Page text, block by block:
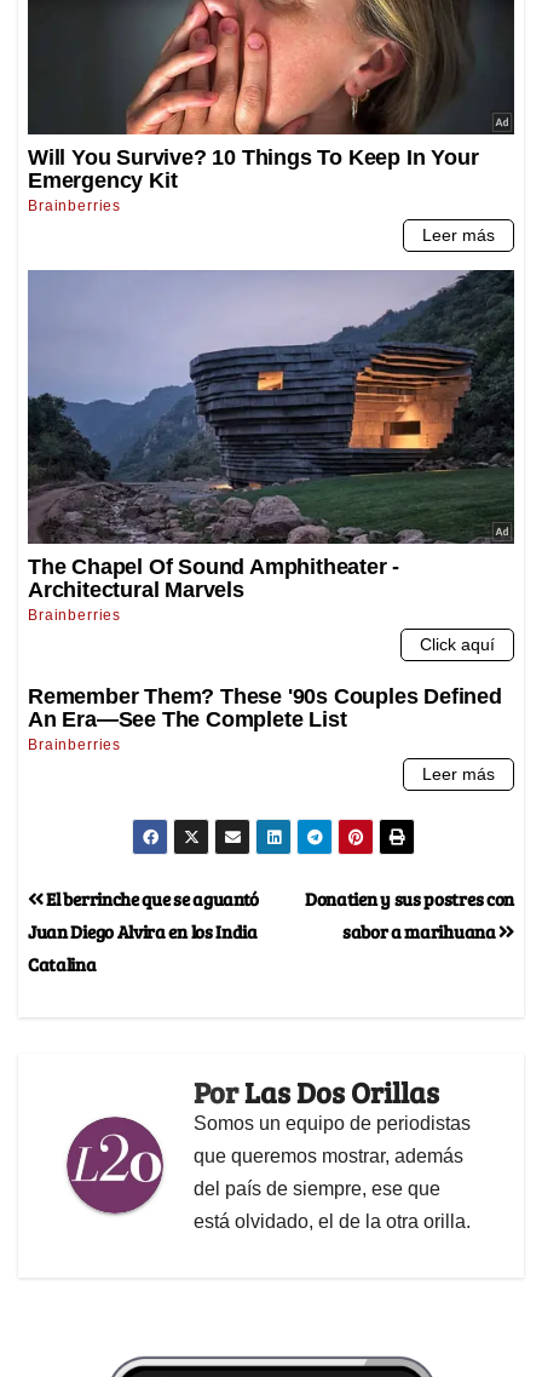
Donatien y sus postres con
sabor a marihuana
El berrinche que se aguantó
Juan Diego Alvira en los India
Catalina
PorLas Dos Orillas
Somos un equipo de periodistas
que queremos mostrar, además
del país de siempre, ese que
está olvidado, el de la otra orilla.